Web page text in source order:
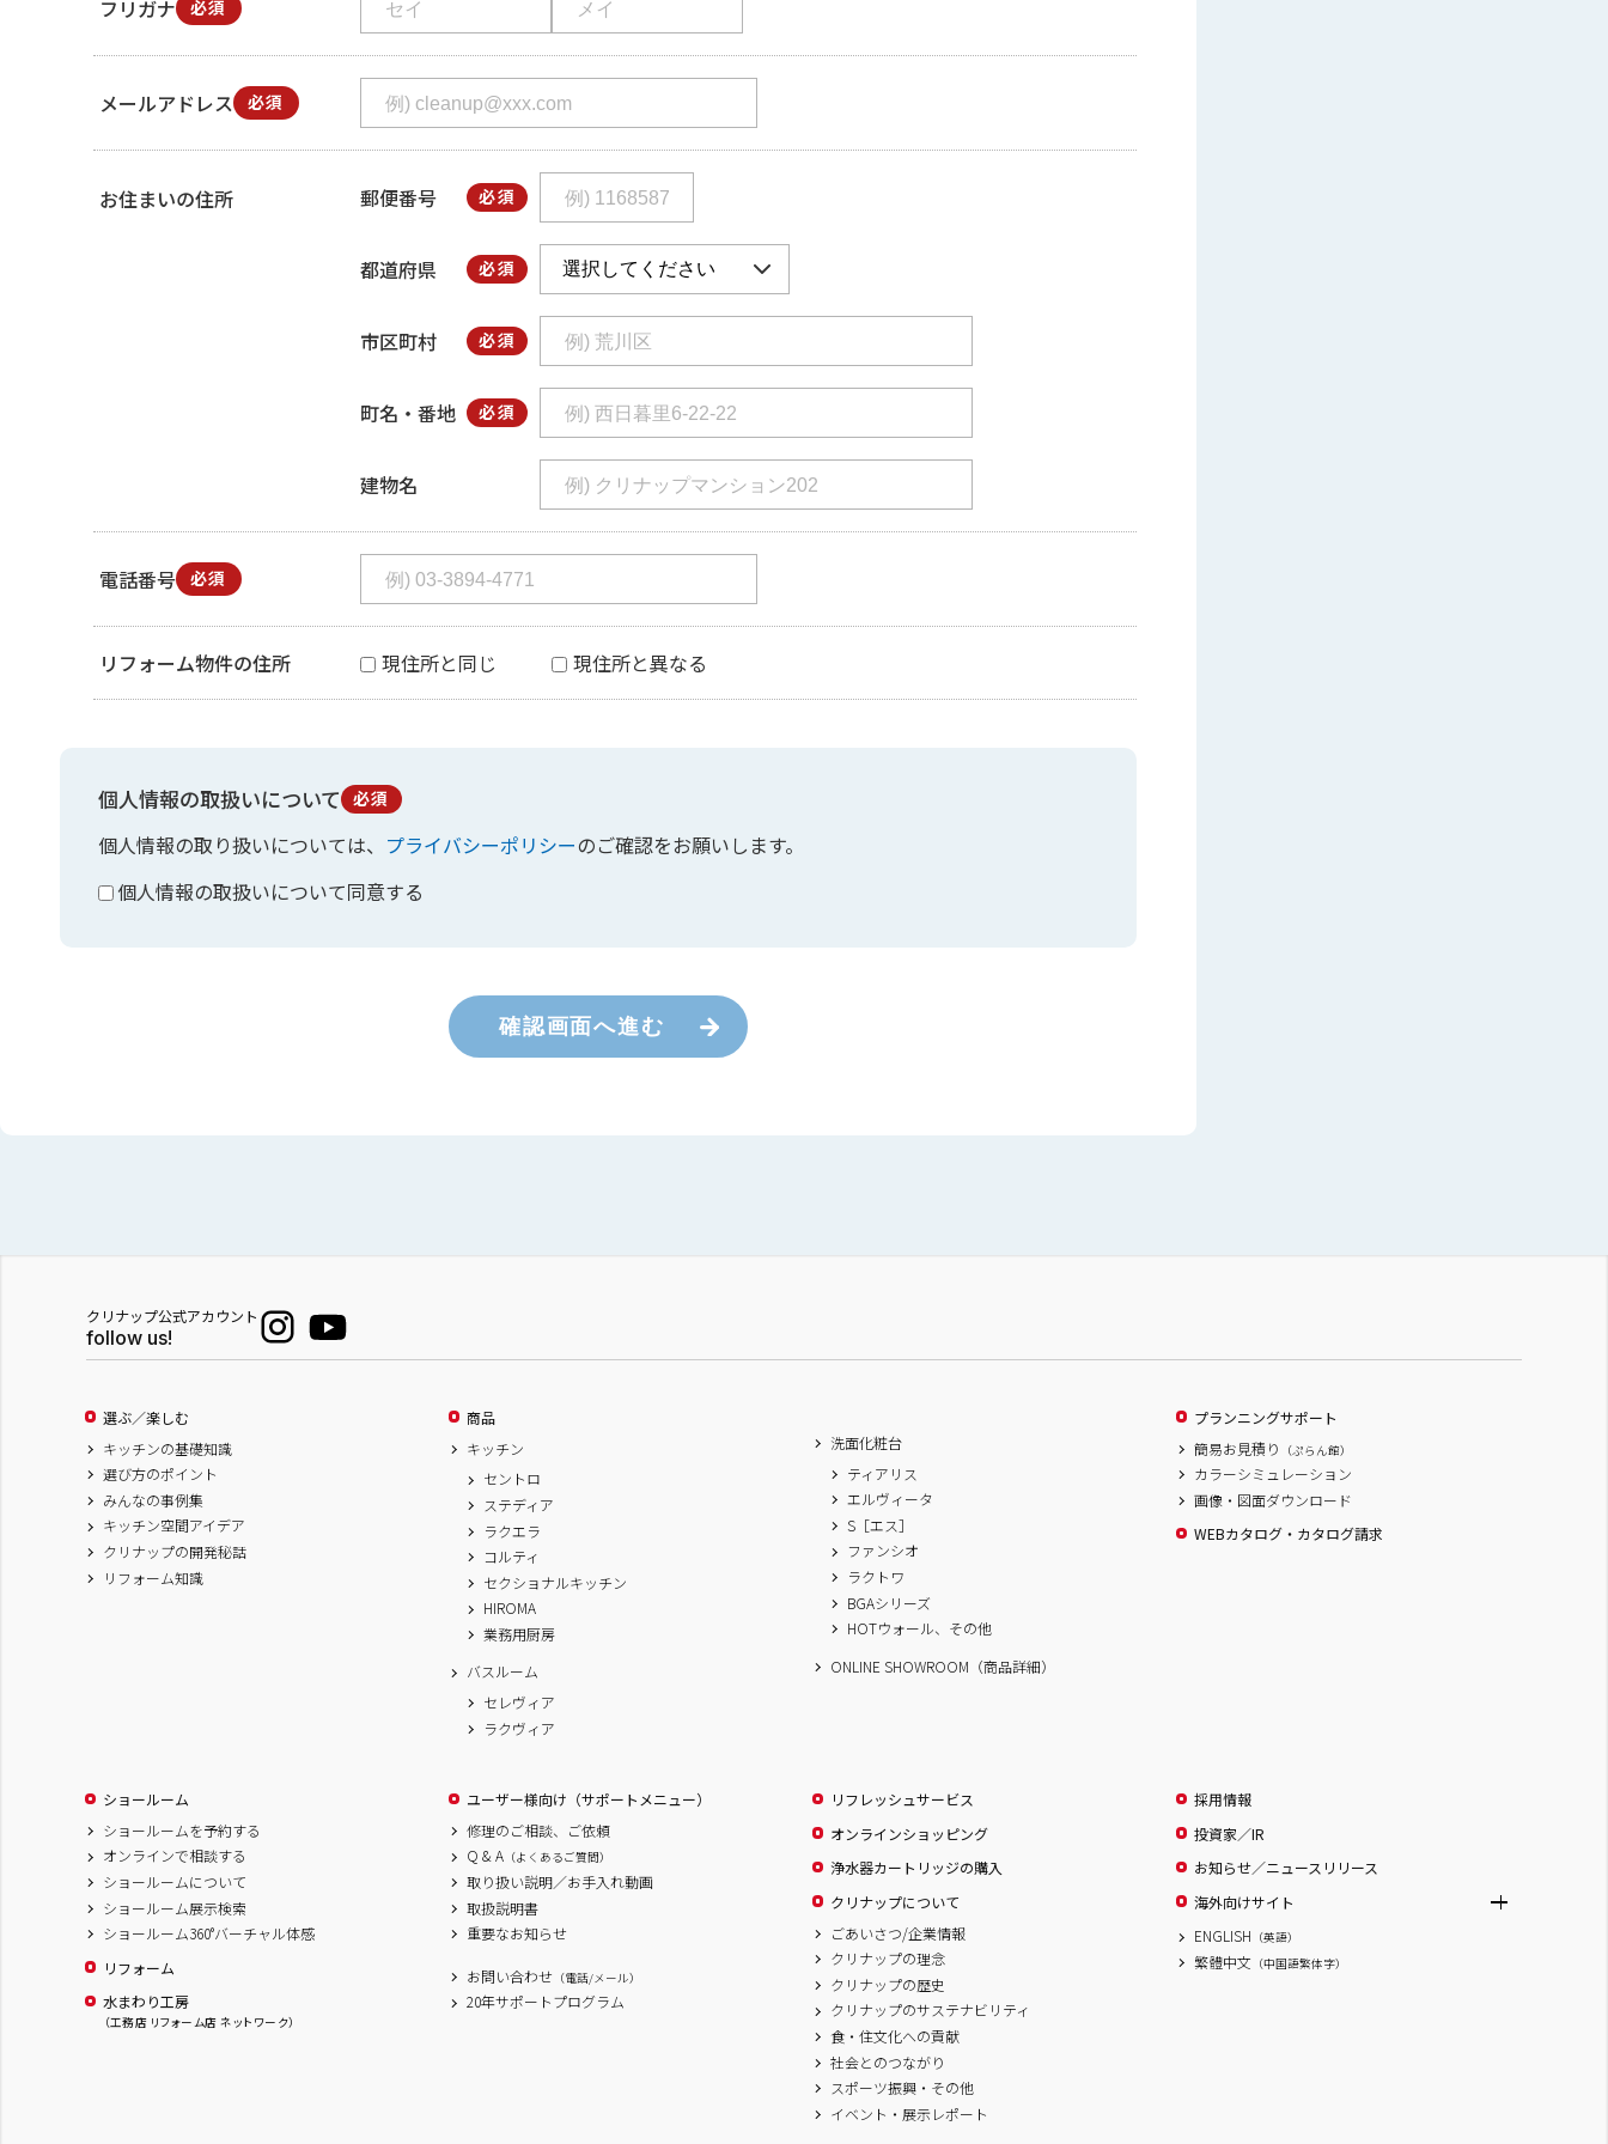
フリガナ 必須
メールアドレス 必須
お住まいの住所 郵便番号 必須
都道府県 必須
市区町村 必須
町名・番地 必須
建物名
電話番号 必須
リフォーム物件の住所 現住所と同じ 現住所と異なる
個人情報の取扱いについて 必須
個人情報の取り扱いについては、 プライバシーポリシーのご確認をお願いします。
個人情報の取扱いについて同意する
確認画面へ進む
クリナップ公式アカウント
follow us!
選ぶ／楽しむ
キッチンの基礎知識
選び方のポイント
みんなの事例集
キッチン空間アイデア
クリナップの開発秘話
リフォーム知識
商品
キッチン
セントロ
ステディア
ラクエラ
コルティ
セクショナルキッチン
HIROMA
業務用厨房
バスルーム
セレヴィア
ラクヴィア
洗面化粧台
ティアリス
エルヴィータ
S［エス］
ファンシオ
ラクトワ
BGAシリーズ
HOTウォール、その他
ONLINE SHOWROOM（商品詳細）
プランニングサポート
簡易お見積り
（ぷらん館）
カラーシミュレーション
画像・図面ダウンロード
WEBカタログ・カタログ請求
ショールーム
ショールームを予約する
オンラインで相談する
ショールームについて
ショールーム展示検索
ショールーム360°バーチャル体感
リフォーム
水まわり工房
（工務店 リフォーム店 ネットワーク）
ユーザー様向け（サポートメニュー）
修理のご相談、ご依頼
Q & A （よくあるご質問）
取り扱い説明／お手入れ動画
取扱説明書
重要なお知らせ
お問い合わせ （電話/メール）
20年サポートプログラム
リフレッシュサービス
オンラインショッピング
浄水器カートリッジの購入
クリナップについて
ごあいさつ/企業情報
クリナップの理念
クリナップの歴史
クリナップのサステナビリティ
食・住文化への貢献
社会とのつながり
スポーツ振興・その他
イベント・展示レポート
採用情報
投資家／IR
お知らせ／ニュースリリース
海外向けサイト
ENGLISH （英語）
繁體中文 （中国語繁体字）